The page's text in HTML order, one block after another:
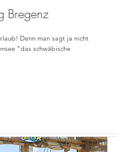
Bregenz
Denn man sagt ja nicht
"das schwäbische